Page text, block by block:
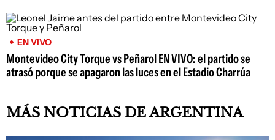
EN VIVO
Montevideo City Torque vs Peñarol EN VIVO: el partido se
atrasó porque se apagaron las luces en el Estadio Charrúa
MÁS NOTICIAS DE ARGENTINA